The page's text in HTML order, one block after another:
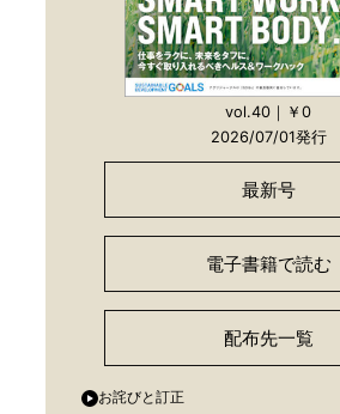
vol.40｜￥0
2026/07/01発行
最新号
電子書籍で読む
配布先一覧
お詫びと訂正